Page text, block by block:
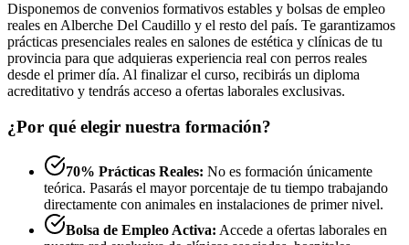
Disponemos de convenios formativos estables y bolsas de empleo
reales en Alberche Del Caudillo y el resto del país. Te garantizamos
prácticas presenciales reales en salones de estética y clínicas de tu
provincia para que adquieras experiencia real con perros reales
desde el primer día. Al finalizar el curso, recibirás un diploma
acreditativo y tendrás acceso a ofertas laborales exclusivas.
¿Por qué elegir nuestra formación?
70% Prácticas Reales: No es formación únicamente
teórica. Pasarás el mayor porcentaje de tu tiempo trabajando
directamente con animales en instalaciones de primer nivel.
Bolsa de Empleo Activa: Accede a ofertas laborales en